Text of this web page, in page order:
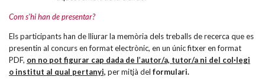
Com s’hi han de presentar?
Els participants han de lliurar la memòria dels treballs de recerca que es
presentin al concurs en format electrònic, en un únic fitxer en format
PDF, on no pot figurar cap dada de l’autor/a, tutor/a ni del col·legi
o institut al qual pertanyi, per mitjà del formulari